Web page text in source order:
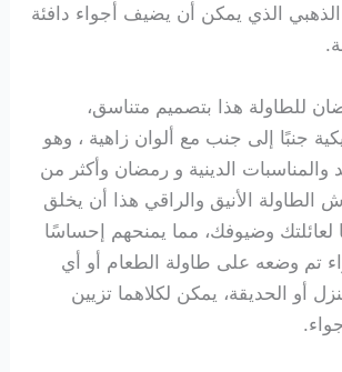
الذهبي الذي يمكن أن يضيف أجواء دافئة
للطاولة هذا بتصميم متناسق،
جنبًا إلى جنب مع ألوان زاهية ، وهو
والمناسبات الدينية و رمضان وأكثر من
الأنيق والراقي هذا أن يخلق
لعائلتك وضيوفك، مما يمنحهم إحساسًا
تم وضعه على طاولة الطعام أو أي
أو الحديقة، يمكن لكلاهما تزيين